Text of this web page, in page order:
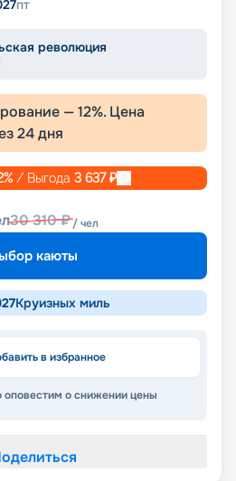
пт
революция
—12%. Цена
24дня
% / Выгода 3 637₽
30 310₽/ чел
каюты
Круизных миль
в избранное
оповестим о снижении цены